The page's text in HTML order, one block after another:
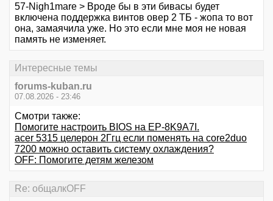
57-Nigh1mare > Вроде бы в эти бивасы будет
включена поддержка винтов овер 2 ТБ - жопа то вот
она, замаячила уже. Но это если мне моя не новая
память не изменяет.
Интересные темы
forums-kuban.ru
07.08.2026 - 23:46
Смотри также:
Помогите настроить BIOS на EP-8K9A7I.
acer 5315 целерон 2Ггц если поменять на core2duo
7200 можно оставить систему охлаждения?
OFF: Помогите детям железом
Re: общалкOFF